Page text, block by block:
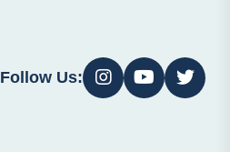
Follow Us: